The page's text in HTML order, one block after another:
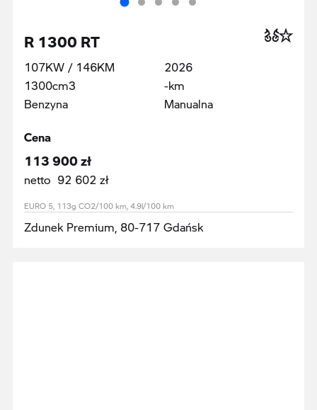
R 1300 RT
107KW / 146KM
1300cm3
Benzyna
2026
-km
Manualna
Cena
113 900 zł
netto 92 602 zł
EURO 5, 113g CO2/100 km, 4.9l/100 km
Zdunek Premium, 80-717 Gdańsk